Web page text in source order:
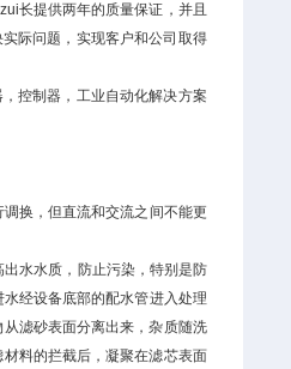
长提供两年的质量保证，并且
际问题，实现客户和公司取得
控制器，工业自动化解决方案
换，但直流和交流之间不能更
水水质，防止污染，特别是防
经设备底部的配水管进入处理
滤砂表面分离出来，杂质随洗
料的拦截后，凝聚在滤芯表面